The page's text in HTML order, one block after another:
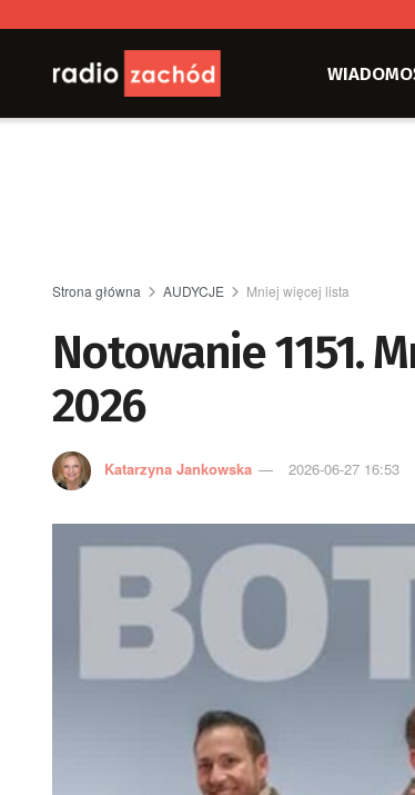
Strona główna AUDYCJE Mniej więcej lista
Notowanie 1151.
2026
Katarzyna Jankowska 2026-06-27 16:53